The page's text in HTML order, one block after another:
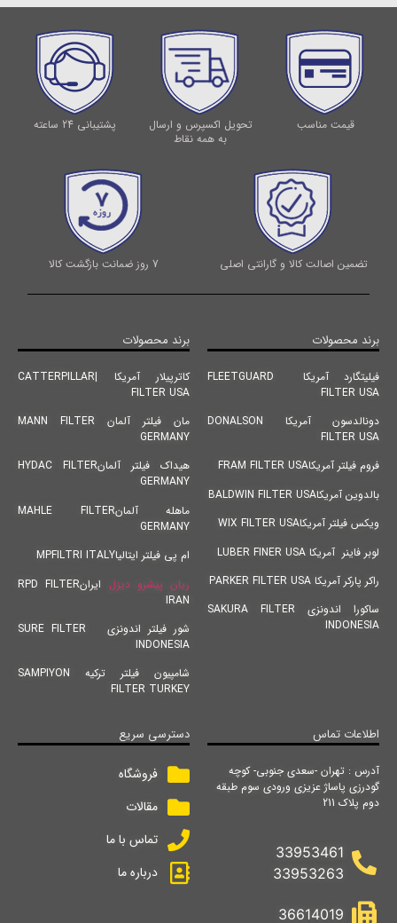
قیمت مناسب
تحویل اکسپرس و ارسال
به همه نقاط
پشتیبانی 24 ساعته
تضمین اصالت کالا و گارانتی اصلی 7 روز ضمانت بازگشت کالا
برند محصولات
فیلیتگارد آمریکا FLEETGUARD
FILTER USA
دونالدسون آمریکا DONALSON
FILTER USA
فروم فیلتر آمریکاFRAM FILTER USA
بالدوین آمریکاBALDWIN FILTER USA
ویکس فیلتر آمریکاWIX FILTER USA
لوبر فاینر آمریکا LUBER FINER USA
راکر پارکر آمریکا PARKER FILTER USA
ساکورا اندونزی SAKURA FILTER
INDONESIA
برند محصولات
کاترپیلار آمریکا |CATTERPILLAR
FILTER USA
مان فیلتر آلمان MANN FILTER
GERMANY
هیداک فیلتر آلمانHYDAC FILTER
GERMANY
ماهله آلمانMAHLE FILTER
GERMANY
ام پی فیلتر ایتالیاMPFILTRI ITALY
ریان پیشرو دیزل
ایرانRPD FILTER
IRAN
شور فیلتر اندونزی SURE FILTER
INDONESIA
شامپیون فیلتر ترکیه SAMPIYON
FILTER TURKEY
اطلاعات تماس
آدرس : تهران -سعدی جنوبی- کوچه
گودرزی پاساژ عزیزی ورودی سوم طبقه
دوم پلاک 211
33953461
33953263
36614019
دسترسی سریع
فروشگاه
مقالات
تماس با ما
درباره ما